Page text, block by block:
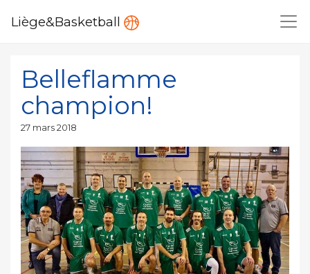
Liège&Basketball
Belleflamme
champion!
Publié
27 mars 2018